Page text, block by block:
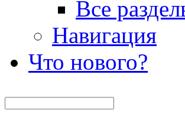
Все
Навигация
Что нового?